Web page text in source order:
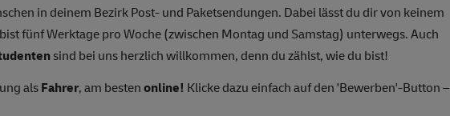
in deinem Bezirk Post- und Paketsendungen. Dabei lässt du dir von keinem
fünf Werktage pro Woche (zwischen Montag und Samstag) unterwegs. Auch
sind bei uns herzlich willkommen, denn du zählst, wie du bist!
alsFahrer, am bestenonline! Klicke dazu einfach auf den 'Bewerben'-Button –